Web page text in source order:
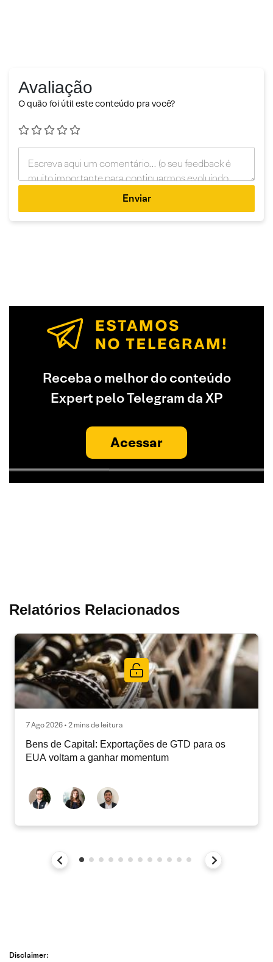
Avaliação
O quão foi útil este conteúdo pra você?
Enviar
Receba o melhor do conteúdo
Expert pelo Telegram da XP
Acessar
Relatórios Relacionados
7 Ago 2026 • 2 mins de leitura
Bens de Capital: Exportações de GTD para os
EUA voltam a ganhar momentum
Disclaimer: